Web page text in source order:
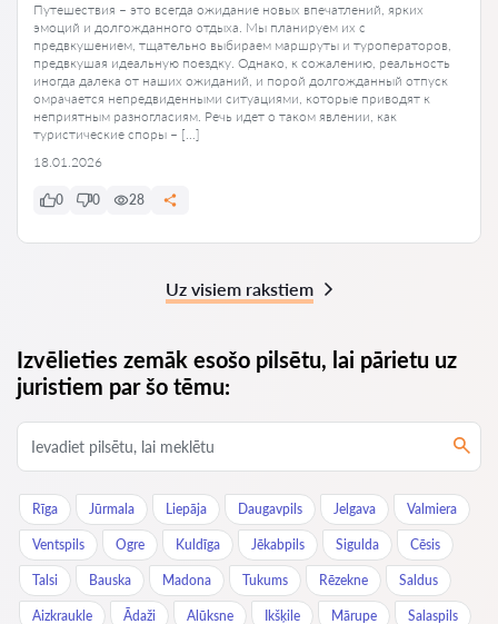
Путешествия – это всегда ожидание новых впечатлений, ярких
эмоций и долгожданного отдыха. Мы планируем их с
предвкушением, тщательно выбираем маршруты и туроператоров,
предвкушая идеальную поездку. Однако, к сожалению, реальность
иногда далека от наших ожиданий, и порой долгожданный отпуск
омрачается непредвиденными ситуациями, которые приводят к
неприятным разногласиям. Речь идет о таком явлении, как
туристические споры – […]
18.01.2026
0 0 28
Uz visiem rakstiem
Izvēlieties zemāk esošo pilsētu, lai pārietu uz
juristiem par šo tēmu:
Rīga Jūrmala Liepāja Daugavpils Jelgava Valmiera
Ventspils Ogre Kuldīga Jēkabpils Sigulda Cēsis
Talsi Bauska Madona Tukums Rēzekne Saldus
Aizkraukle Ādaži Alūksne Ikšķile Mārupe Salaspils